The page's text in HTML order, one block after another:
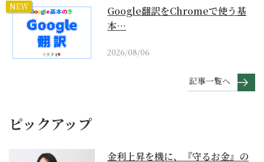
NEW
Google翻訳をChromeで使う基
本…
2026/08/06
記事一覧へ
ピックアップ
金利上昇を機に、『守るお金』の